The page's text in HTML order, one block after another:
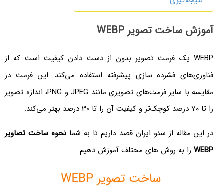
آموزش ساخت تصویر WEBP
WEBP یک فرمت تصویر بدون از دست دادن کیفیت است که از
فناوری‌های فشرده سازی پیشرفته استفاده می‌کند. این فرمت در
مقایسه با سایر فرمت‌های تصویری مانند JPEG و PNG، اندازه تصویر
را تا 70 درصد کوچک‌تر و کیفیت آن را تا 30 درصد بهتر می‌کند.
در این مقاله از سئو ایران قصد داریم تا به شما نحوه ساخت تصاویر
WEBPرا به روش های مختلف آموزش دهیم.